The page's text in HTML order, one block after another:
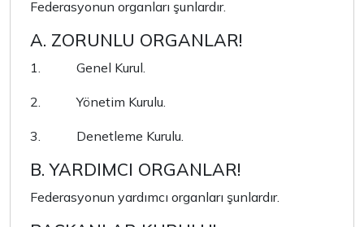
Federasyonun organları şunlardır.
A. ZORUNLU ORGANLAR!
1. Genel Kurul.
2. Yönetim Kurulu.
3. Denetleme Kurulu.
B. YARDIMCI ORGANLAR!
Federasyonun yardımcı organları şunlardır.